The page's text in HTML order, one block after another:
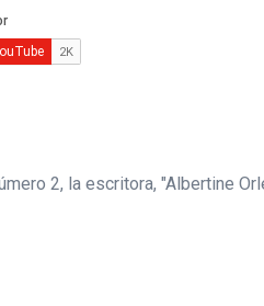
2, la escritora, "Albertine